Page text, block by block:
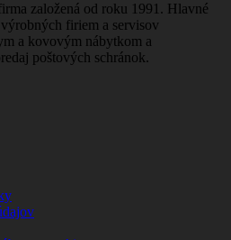
založená od roku 1991. Hlavné
firiem a servisov
a kovovým nábytkom a
poštových schránok.